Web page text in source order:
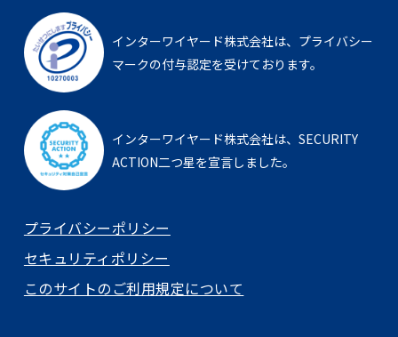
インターワイヤード株式会社は、 プライバシー
マークの付与認定を受けております。
インターワイヤード株式会社は、 SECURITY
ACTION二つ星を宣言しました。
プライバシーポリシー
セキュリティポリシー
このサイトのご利用規定について